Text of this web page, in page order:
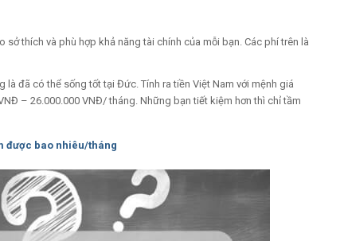
thích và phù hợp khả năng tài chính của mỗi bạn. Các phí trên là
đã có thể sống tốt tại Đức. Tính ra tiền Việt Nam với mệnh giá
– 26.000.000 VNĐ/ tháng. Những bạn tiết kiệm hơn thì chỉ tầm
được bao nhiêu/tháng